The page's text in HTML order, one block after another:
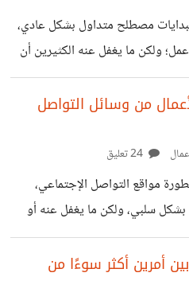
بل الفكرة أن الأمر قد يمتد
ولا يقتصر على مجرد
مصطلح متداول بشكل عادي،
ولكن ما يغفل عنه الكثيرين أن
صحيح هو الأساس الذي يتوقف
الوصول إليه*. الحماس والرغبة
بدايته، فنجدنا في بداية عام
للتخطيط والتفكير فيما ننوي
ونبدأها بحماس وكل الطاقة التي
الهدف، ثم بعد أيام يتراجع
من وسائل التواصل
مواقع التواصل الإجتماعي،
سلبي، ولكن ما يغفل عنه أو
التواصل الإجتماعي ساعدت
الناشئة على القرب من
مما ساعدهم على النجاح
أمرين أكثر سوءًا من